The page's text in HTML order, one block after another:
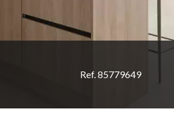
Ref. 85779649